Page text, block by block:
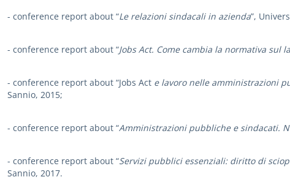
- conference report about “Le relazioni sindacali in azienda”,
- conference report about “Jobs Act. Come cambia la normativa sul
- conference report about “Jobs Act e lavoro nelle amministrazioni
Sannio, 2015;
- conference report about “Amministrazioni pubbliche e sindacati.
- conference report about “Servizi pubblici essenziali: diritto di
Sannio, 2017.